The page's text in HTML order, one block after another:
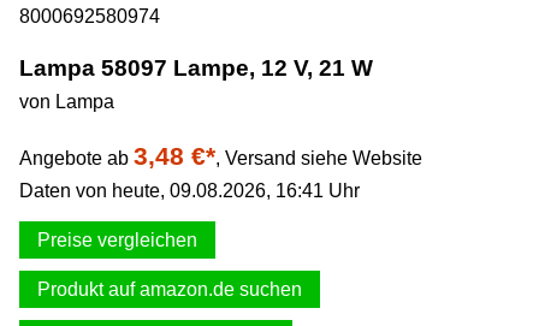
Support & Newsletter
Presse
Datenschutz
Impressum
8000692580974
Lampa 58097 Lampe, 12 V, 21 W
von Lampa
Angebote ab 3,48 €*, Versand siehe Website
Daten von heute, 09.08.2026, 16:41 Uhr
Preise vergleichen
Produkt auf amazon.de suchen